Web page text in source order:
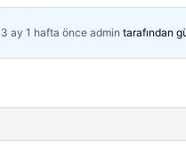
3 ay 1 hafta önce admin tarafından